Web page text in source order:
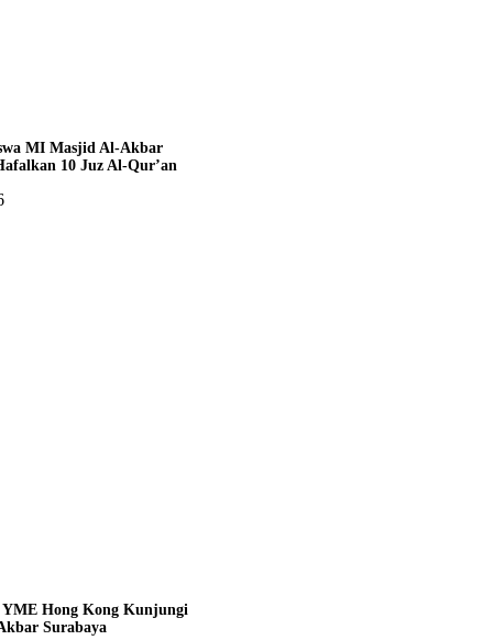
MI Masjid Al-Akbar
10 Juz Al-Qur’an
YME Hong Kong Kunjungi
Surabaya